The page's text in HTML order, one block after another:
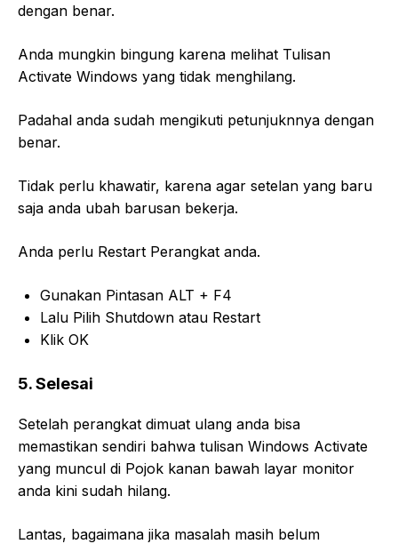
dengan benar.
Anda mungkin bingung karena melihat Tulisan
Activate Windows yang tidak menghilang.
Padahal anda sudah mengikuti petunjuknnya dengan
benar.
Tidak perlu khawatir, karena agar setelan yang baru
saja anda ubah barusan bekerja.
Anda perlu Restart Perangkat anda.
Gunakan Pintasan ALT + F4
Lalu Pilih Shutdown atau Restart
Klik OK
5. Selesai
Setelah perangkat dimuat ulang anda bisa
memastikan sendiri bahwa tulisan Windows Activate
yang muncul di Pojok kanan bawah layar monitor
anda kini sudah hilang.
Lantas, bagaimana jika masalah masih belum